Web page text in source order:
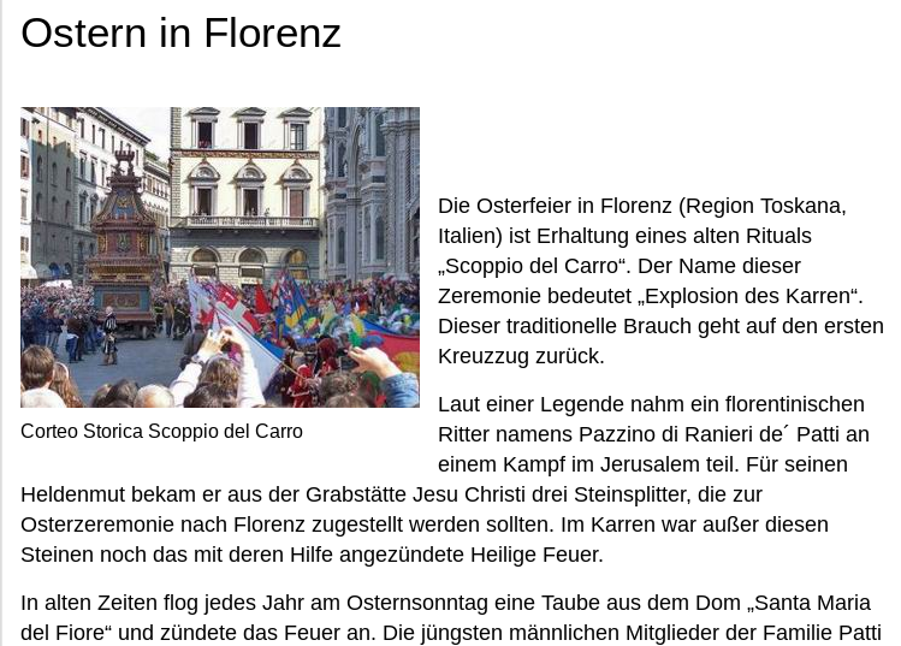
Ostern in Florenz
Corteo Storica Scoppio del Carro
Die Osterfeier in Florenz (Region Toskana,
Italien) ist Erhaltung eines alten Rituals
„Scoppio del Carro“. Der Name dieser
Zeremonie bedeutet „Explosion des Karren“.
Dieser traditionelle Brauch geht auf den ersten
Kreuzzug zurück.
Laut einer Legende nahm ein florentinischen
Ritter namens Pazzino di Ranieri de´ Patti an
einem Kampf im Jerusalem teil. Für seinen
Heldenmut bekam er aus der Grabstätte Jesu Christi drei Steinsplitter, die zur
Osterzeremonie nach Florenz zugestellt werden sollten. Im Karren war außer diesen
Steinen noch das mit deren Hilfe angezündete Heilige Feuer.
In alten Zeiten flog jedes Jahr am Osternsonntag eine Taube aus dem Dom „Santa Maria
del Fiore“ und zündete das Feuer an. Die jüngsten männlichen Mitglieder der Familie Patti